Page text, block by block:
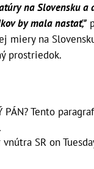
na Slovensku a
by mala nastať,"
miery na
prostriedok.
PÁN? Tento
SR on